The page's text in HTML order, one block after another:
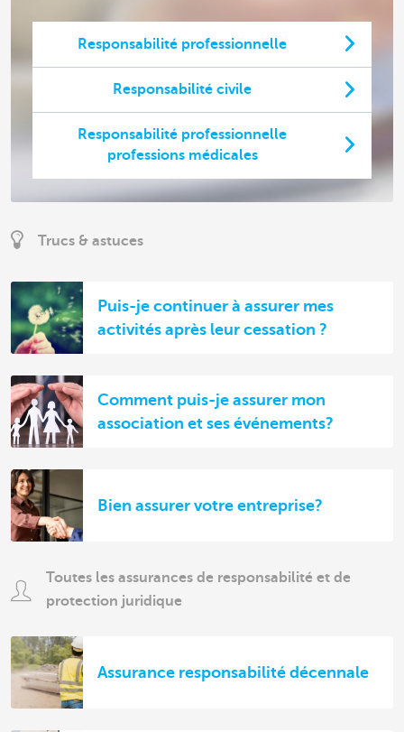
Responsabilité professionnelle
Responsabilité civile
Responsabilité professionnelle
professions médicales
Trucs & astuces
Puis-je continuer à assurer mes
activités après leur cessation ?
Comment puis-je assurer mon
association et ses événements?
Bien assurer votre entreprise?
Toutes les assurances de responsabilité et de
protection juridique
Assurance responsabilité décennale